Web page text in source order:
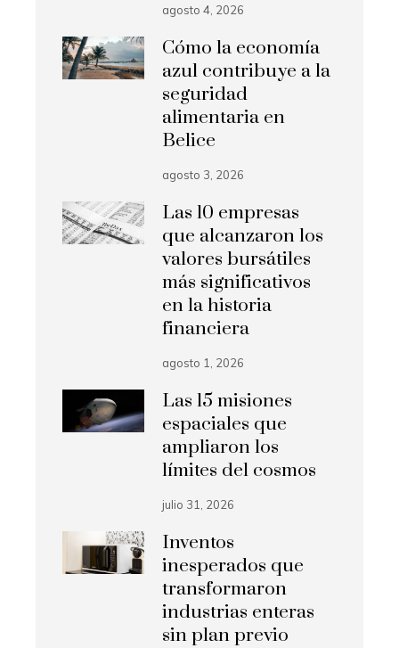
agosto 4, 2026
Cómo la economía
azul contribuye a la
seguridad
alimentaria en
Belice
agosto 3, 2026
Las 10 empresas
que alcanzaron los
valores bursátiles
más significativos
en la historia
financiera
agosto 1, 2026
Las 15 misiones
espaciales que
ampliaron los
límites del cosmos
julio 31, 2026
Inventos
inesperados que
transformaron
industrias enteras
sin plan previo